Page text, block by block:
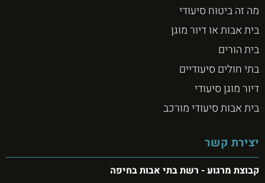
מה זה ביטוח סיעודי
בית אבות או דיור מוגן
בית הורים
בתי חולים סיעודיים
דיור מוגן סיעודי
בית אבות סיעודי מורכב
יצירת קשר
קבוצת מרגוע - רשת בתי אבות בחיפה